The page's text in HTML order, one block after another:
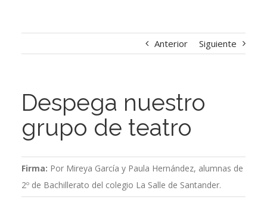
Anterior Siguiente
Despega nuestro
grupo de teatro
Firma: Por Mireya García y Paula Hernández, alumnas de
2º de Bachillerato del colegio La Salle de Santander.